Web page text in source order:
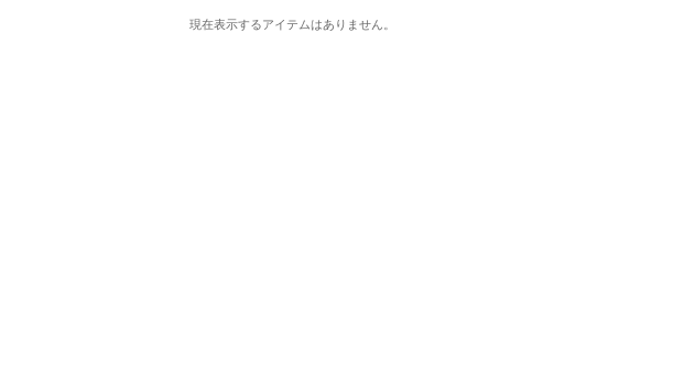
現在表示するアイテムはありません。